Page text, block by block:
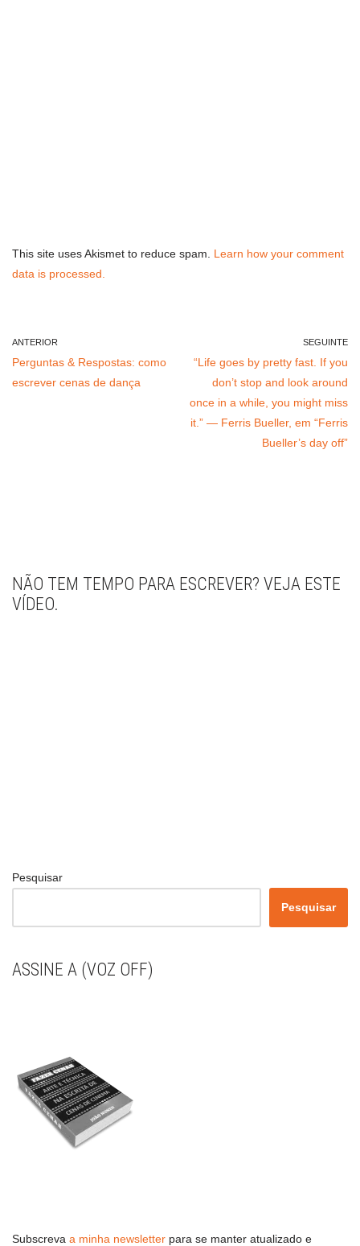
This site uses Akismet to reduce spam. Learn how your comment
data is processed.
ANTERIOR
Perguntas & Respostas: como
escrever cenas de dança
SEGUINTE
“Life goes by pretty fast. If you
don’t stop and look around
once in a while, you might miss
it.” — Ferris Bueller, em “Ferris
Bueller’s day off”
NÃO TEM TEMPO PARA ESCREVER? VEJA ESTE
VÍDEO.
Pesquisar
Pesquisar
ASSINE A (VOZ OFF)
Subscreva a minha newsletter para se manter atualizado e